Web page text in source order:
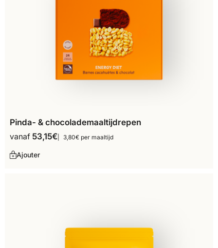
Pinda- & chocolademaaltijdrepen
vanaf 53,15€ 3,80€ per maaltijd
Ajouter